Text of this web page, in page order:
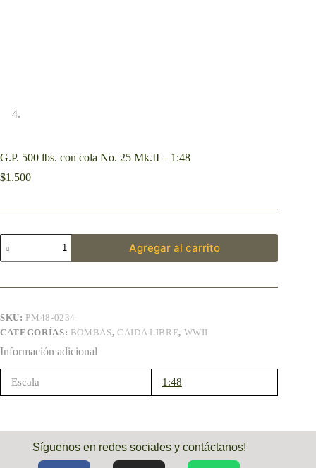
G.P. 500 lbs. con cola No. 25 Mk.II – 1:48
$1.500
Agregar al carrito
SKU: PM48-0234
CATEGORÍAS: BOMBAS,CAIDA LIBRE, WWII
Información adicional
Escala 1:48
Síguenos en redes sociales y contáctanos!